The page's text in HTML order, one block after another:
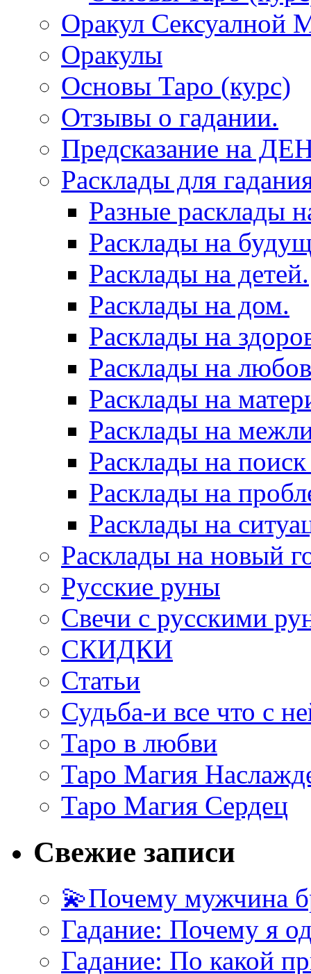
Оракул Сексуалной
Оракулы
Основы Таро (курс)
Отзывы о гадании.
Предсказание на
Расклады для
Разные расклады
Расклады на
Расклады на детей.
Расклады на дом.
Расклады на
Расклады на
Расклады на
Расклады на
Расклады на
Расклады на
Расклады на
Расклады на новый
Русские руны
Свечи с русскими
СКИДКИ
Статьи
Судьба-и все что с
Таро в любви
Таро Магия
Таро Магия Сердец
Свежие записи
💫Почему мужчина
Гадание: Почему я
Гадание: По какой